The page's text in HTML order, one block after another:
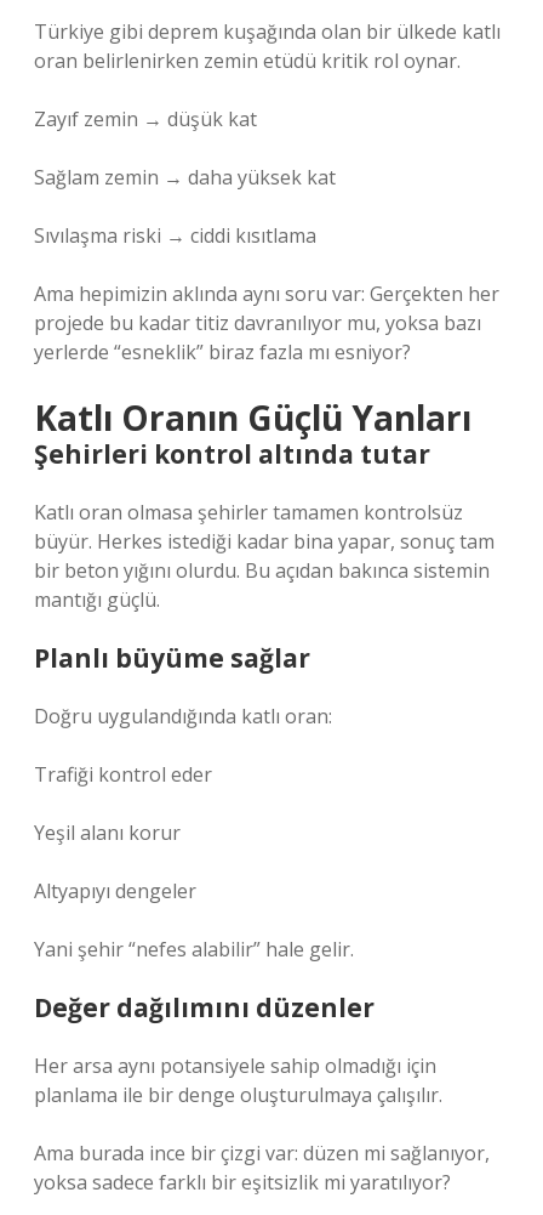
Türkiye gibi deprem kuşağında olan bir ülkede katlı
oran belirlenirken zemin etüdü kritik rol oynar.
Zayıf zemin → düşük kat
Sağlam zemin → daha yüksek kat
Sıvılaşma riski → ciddi kısıtlama
Ama hepimizin aklında aynı soru var: Gerçekten her
projede bu kadar titiz davranılıyor mu, yoksa bazı
yerlerde “esneklik” biraz fazla mı esniyor?
Katlı Oranın Güçlü Yanları
Şehirleri kontrol altında tutar
Katlı oran olmasa şehirler tamamen kontrolsüz
büyür. Herkes istediği kadar bina yapar, sonuç tam
bir beton yığını olurdu. Bu açıdan bakınca sistemin
mantığı güçlü.
Planlı büyüme sağlar
Doğru uygulandığında katlı oran:
Trafiği kontrol eder
Yeşil alanı korur
Altyapıyı dengeler
Yani şehir “nefes alabilir” hale gelir.
Değer dağılımını düzenler
Her arsa aynı potansiyele sahip olmadığı için
planlama ile bir denge oluşturulmaya çalışılır.
Ama burada ince bir çizgi var: düzen mi sağlanıyor,
yoksa sadece farklı bir eşitsizlik mi yaratılıyor?